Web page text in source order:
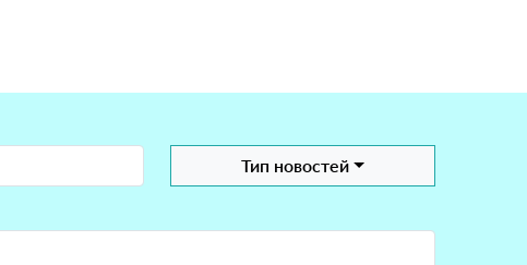
Тип новостей